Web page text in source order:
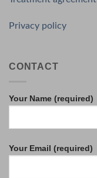
Privacy policy
CONTACT
Your Name (required)
Your Email (required)